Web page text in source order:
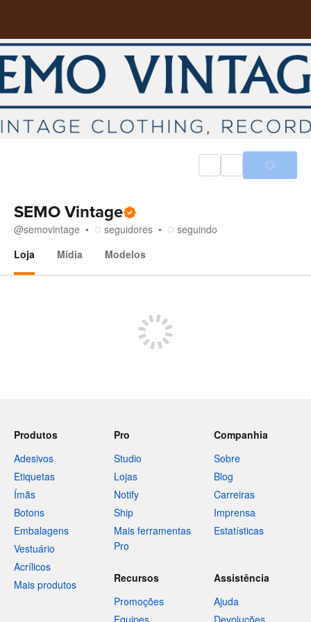
SEMO Vintage
@semovintage seguidores
seguindo
Loja
Mídia Modelos
Produtos
Adesivos
Etiquetas
Ímãs
Botons
Embalagens
Vestuário
Acrílicos
Mais produtos
Pro
Studio
Lojas
Notify
Ship
Mais ferramentas
Pro
Companhia
Sobre
Blog
Carreiras
Imprensa
Estatísticas
Recursos
Promoções
Equipes
Assistência
Ajuda
Devoluções